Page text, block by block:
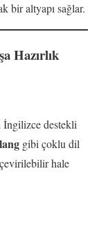
bir altyapı sağlar.
Hazırlık
İngilizce destekli
gibi çoklu dil
hale